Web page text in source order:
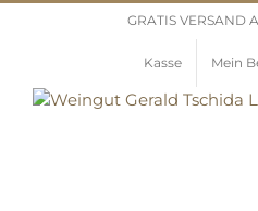
Zum
GRATIS VERSAND
Kasse Mein